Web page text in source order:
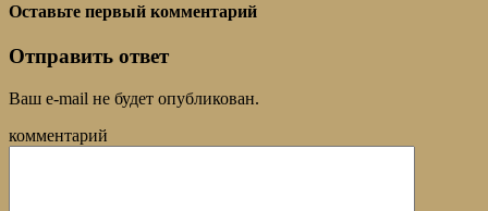
Оставьте первый комментарий
Отправить ответ
Ваш e-mail не будет опубликован.
комментарий